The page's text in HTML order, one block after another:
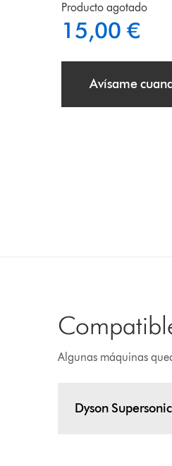
Producto agotado
15,00 €
Avísame
Algunas máquinas
Dyson